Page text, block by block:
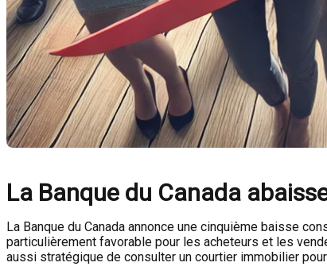
La Banque du Canada
La Banque du Canada annonce une cinquième baisse
particulièrement favorable pour les acheteurs et les
aussi stratégique de consulter un courtier immobilier